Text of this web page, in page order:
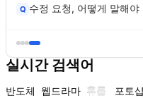
Q 수정 요청, 어떻게 말해야
실시간 검색어
반도체 웹드라마 휴롬 포토